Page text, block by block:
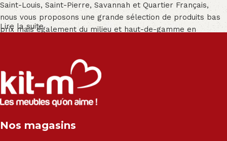
Saint-Louis, Saint-Pierre, Savannah et Quartier Français,
nous vous proposons une grande sélection de produits bas
prix mais également du milieu et haut-de-gamme en
Salon angle - Salon convertible - Salon relax - Canapé -
Canapé lit - Cuisine sur-mesure - Fauteuil - Armoire - Table
et chaise - Meuble de salle de bain - Literie - Lit - Bureau -
Électroménager - Télévision led - Réfrigérateur -
- Matelas - Hifi Hitachi, LG, Sharp, Philips, Bosh, Moulinex,
Lire la suite
Nos magasins